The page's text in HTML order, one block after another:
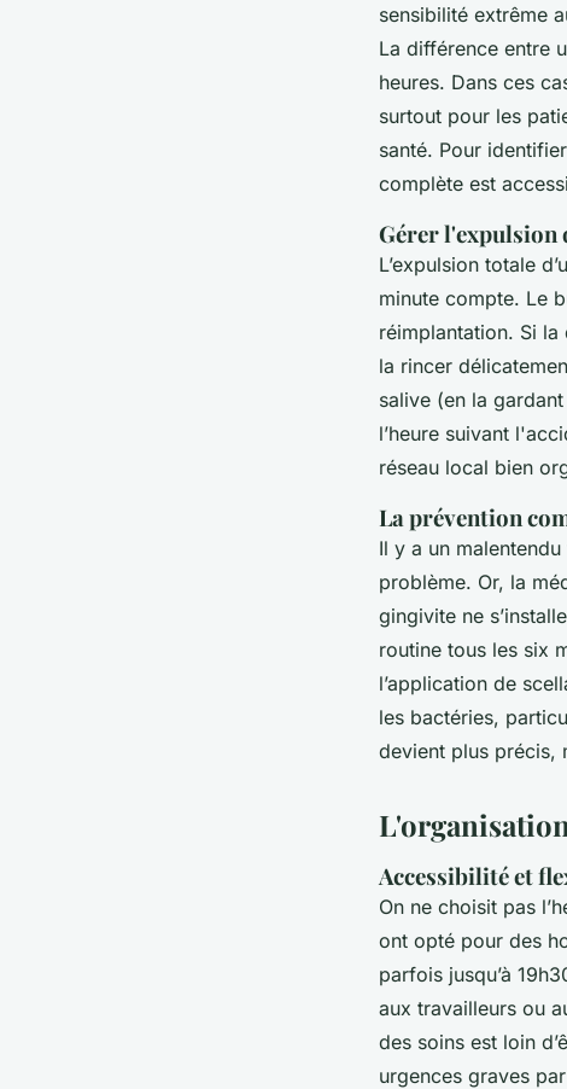
sensibilité extrême
La différence entre
heures. Dans ces
surtout pour les
santé. Pour
complète est
Gérer l'expulsion
L’expulsion totale
minute compte. Le
réimplantation. Si
la rincer
salive (en la
l’heure suivant
réseau local bien
La prévention
Il y a un
problème. Or, la
gingivite ne
routine tous les six
l’application de
les bactéries,
devient plus précis,
Accessibilité et
On ne choisit pas
ont opté pour des
parfois jusqu’à
aux travailleurs ou
des soins est loin
urgences graves